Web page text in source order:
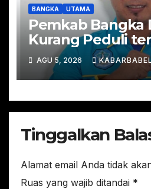
BANGKA UTAMA
Pemkab Bangka
Kurang Peduli
Pemuda, Sekjen
Jangan Sampai
AGU 5, 2026
Tinggalkan
Alamat email Anda tidak
Ruas yang wajib ditandai *